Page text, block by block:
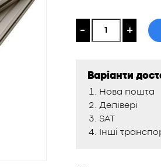
- +
Варіанти
Нова пошта
Делівері
SAT
Інші